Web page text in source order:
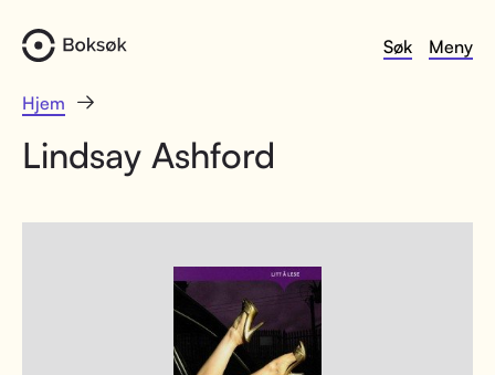
Søk Meny
Hjem
Lindsay Ashford